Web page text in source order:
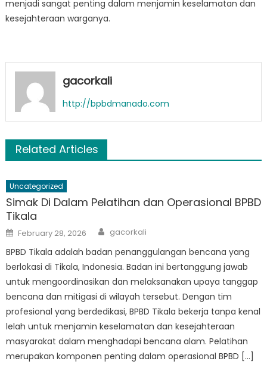
menjadi sangat penting dalam menjamin keselamatan dan
kesejahteraan warganya.
gacorkali
http://bpbdmanado.com
Related Articles
Uncategorized
Simak Di Dalam Pelatihan dan Operasional BPBD
Tikala
Posted
on
February 28, 2026 Author
gacorkali
BPBD Tikala adalah badan penanggulangan bencana yang
berlokasi di Tikala, Indonesia. Badan ini bertanggung jawab
untuk mengoordinasikan dan melaksanakan upaya tanggap
bencana dan mitigasi di wilayah tersebut. Dengan tim
profesional yang berdedikasi, BPBD Tikala bekerja tanpa kenal
lelah untuk menjamin keselamatan dan kesejahteraan
masyarakat dalam menghadapi bencana alam. Pelatihan
merupakan komponen penting dalam operasional BPBD […]